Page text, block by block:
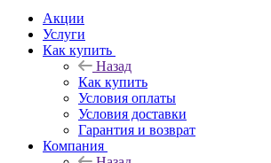
Акции
Услуги
Как купить
Назад
Как купить
Условия оплаты
Условия доставки
Гарантия и возврат
Компания